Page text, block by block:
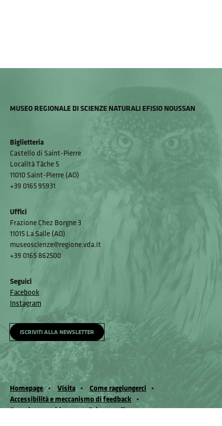
MUSEO REGIONALE DI SCIENZE NATURALI EFISIO NOUSSAN
Biglietteria
Castello di Saint-Pierre
Località Tâche 5
11010 Saint-Pierre (AO)
+39 0165 95931
Uffici
Frazione Chez Borgne 3
11015 La Salle (AO)
museoscienze@regione.vda.it
+39 0165 862500
Seguici
Facebook
Instagram
ISCRIVITI ALLA NEWSLETTER
Homepage Visita
Come raggiungerci
Accessibilità e meccanismo di feedback
Segnala un problema
Privacy policy